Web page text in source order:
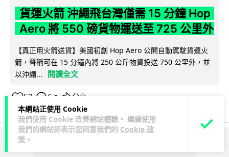
本網站正使用 Cookie
我們使用 Cookie 改善網站體驗。 繼續使用
我們的網站即表示您同意我們的 Cookie 政
策 。
貨運火箭 沖繩飛台灣僅需 15 分鐘 Hop
Aero 將 550 磅貨物運送至 725 公里外
【真正用火箭送貨】美國初創 Hop Aero 公開自動駕駛貨運火
箭，聲稱可在 15 分鐘內將 250 公斤物資投送 750 公里外，並
以沖繩...
閱讀全文
52 6 ↗ 分享